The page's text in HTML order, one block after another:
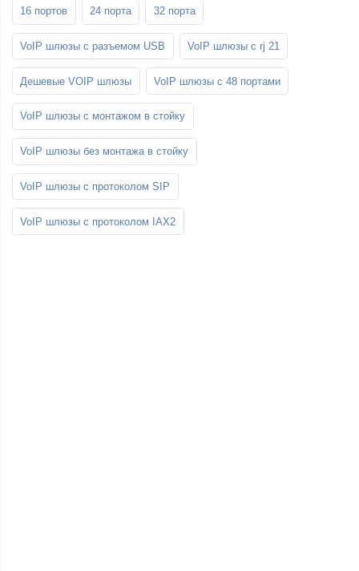
16 портов 24 порта 32 порта
VoIP шлюзы с разъемом USB VoIP шлюзы с rj 21
Дешевые VOIP шлюзы VoIP шлюзы с 48 портами
VoIP шлюзы с монтажом в стойку
VoIP шлюзы без монтажа в стойку
VoIP шлюзы с протоколом SIP
VoIP шлюзы с протоколом IAX2